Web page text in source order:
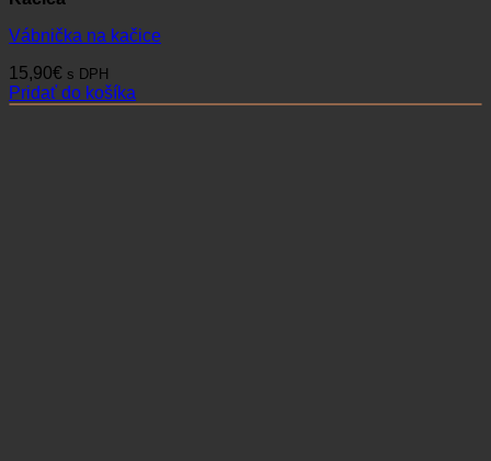
Vábnička na kačice
15,90€ s DPH
Pridať do košíka